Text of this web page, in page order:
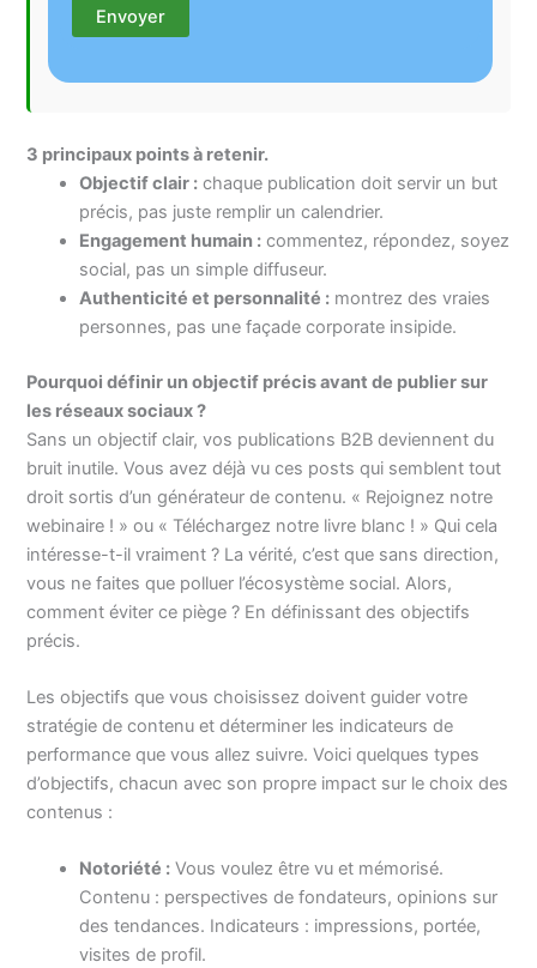
3 principaux points à retenir.
Objectif clair : chaque publication doit servir un but
précis, pas juste remplir un calendrier.
Engagement humain : commentez, répondez, soyez
social, pas un simple diffuseur.
Authenticité et personnalité : montrez des vraies
personnes, pas une façade corporate insipide.
Pourquoi définir un objectif précis avant de publier sur
les réseaux sociaux ?
Sans un objectif clair, vos publications B2B deviennent du
bruit inutile. Vous avez déjà vu ces posts qui semblent tout
droit sortis d’un générateur de contenu. « Rejoignez notre
webinaire ! » ou « Téléchargez notre livre blanc ! » Qui cela
intéresse-t-il vraiment ? La vérité, c’est que sans direction,
vous ne faites que polluer l’écosystème social. Alors,
comment éviter ce piège ? En définissant des objectifs
précis.
Les objectifs que vous choisissez doivent guider votre
stratégie de contenu et déterminer les indicateurs de
performance que vous allez suivre. Voici quelques types
d’objectifs, chacun avec son propre impact sur le choix des
contenus :
Notoriété : Vous voulez être vu et mémorisé.
Contenu : perspectives de fondateurs, opinions sur
des tendances. Indicateurs : impressions, portée,
visites de profil.